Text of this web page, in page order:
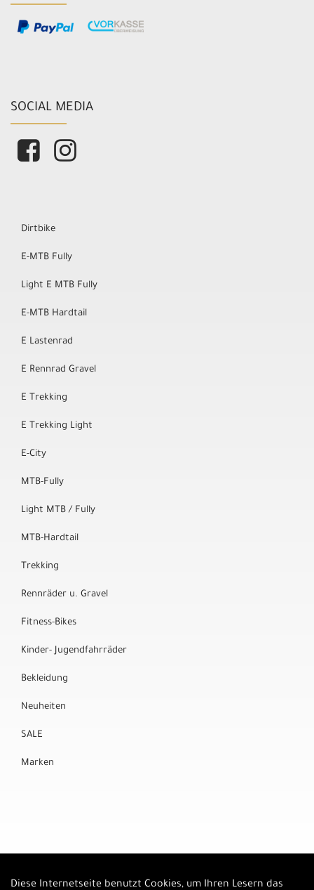
SOCIAL MEDIA
Dirtbike
E-MTB Fully
Light E MTB Fully
E-MTB Hardtail
E Lastenrad
E Rennrad Gravel
E Trekking
E Trekking Light
E-City
MTB-Fully
Light MTB / Fully
MTB-Hardtail
Trekking
Rennräder u. Gravel
Fitness-Bikes
Kinder- Jugendfahrräder
Bekleidung
Neuheiten
SALE
Marken
Diese Internetseite benutzt Cookies, um Ihren Lesern das